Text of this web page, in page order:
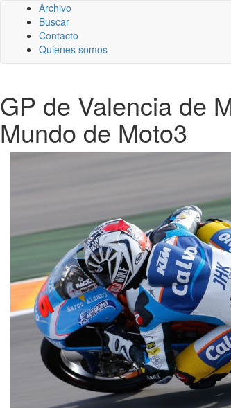
Archivo
Buscar
Contacto
Quienes somos
GP de Valencia de
Mundo de Moto3